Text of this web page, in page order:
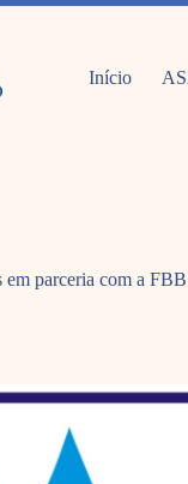
Início
em parceria com a FBB